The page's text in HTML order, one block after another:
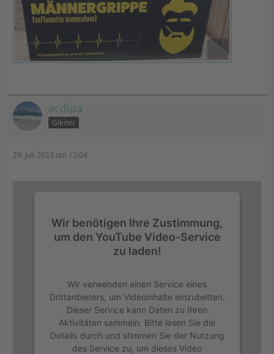
acdipa
Gleiter
29. Juli 2023 um 12:04
Wir benötigen Ihre Zustimmung,
um den YouTube Video-Service
zu laden!
Wir verwenden einen Service eines
Drittanbieters, um Videoinhalte einzubetten.
Dieser Service kann Daten zu Ihren
Aktivitäten sammeln. Bitte lesen Sie die
Details durch und stimmen Sie der Nutzung
des Service zu, um dieses Video